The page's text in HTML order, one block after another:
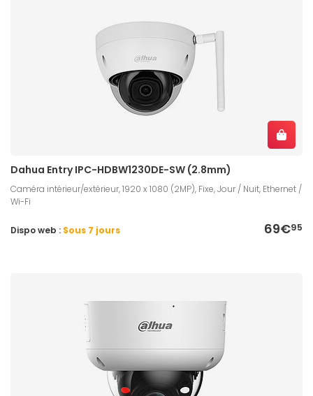
Dahua Entry IPC-HDBW1230DE-SW (2.8mm)
Caméra intérieur/extérieur, 1920 x 1080 (2MP), Fixe, Jour / Nuit, Ethernet /
Wi-Fi
69€95
Dispo web : Sous 7 jours